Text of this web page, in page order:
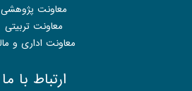
معاونت پژوهشی
معاونت تربیتی
معاونت اداری و
ارتباط با ما